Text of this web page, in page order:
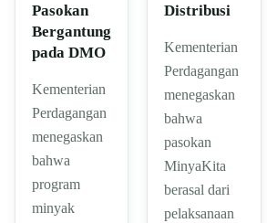
Pasokan
Bergantung
pada DMO
Kementerian
Perdagangan
menegaskan
bahwa
program
minyak
Distribusi
Kementerian
Perdagangan
menegaskan
bahwa
pasokan
MinyaKita
berasal dari
pelaksanaan